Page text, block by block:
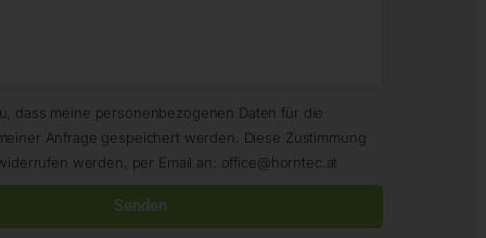
dass meine personenbezogenen Daten für die
Anfrage gespeichert werden. Diese Zustimmung
werden, per Email an: office@horntec.at
Senden